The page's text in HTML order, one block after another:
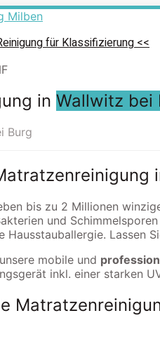
für Klassifizierung <<
in Wallwitz bei
Burg
bis zu 2 Millionen
und
Hausstauballergie. Lassen
mobile und
inkl. einer starken